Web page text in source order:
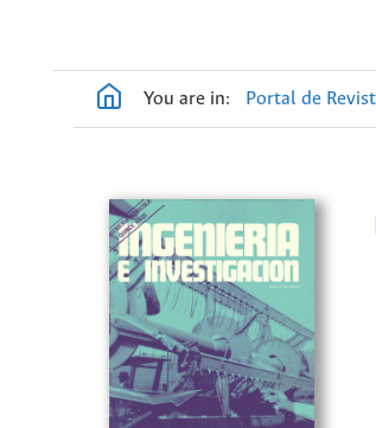
You are in: Portal de